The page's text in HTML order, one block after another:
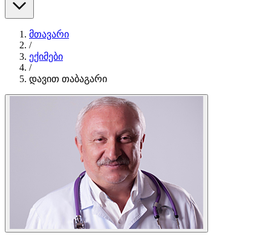
მთავარი
/
ექიმები
/
დავით თაბაგარი